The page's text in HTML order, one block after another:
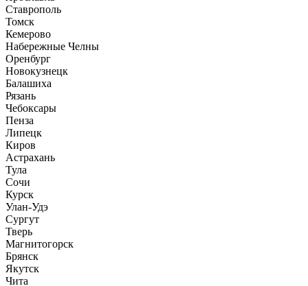
Ставрополь
Томск
Кемерово
Набережные Челны
Оренбург
Новокузнецк
Балашиха
Рязань
Чебоксары
Пенза
Липецк
Киров
Астрахань
Тула
Сочи
Курск
Улан-Удэ
Сургут
Тверь
Магнитогорск
Брянск
Якутск
Чита